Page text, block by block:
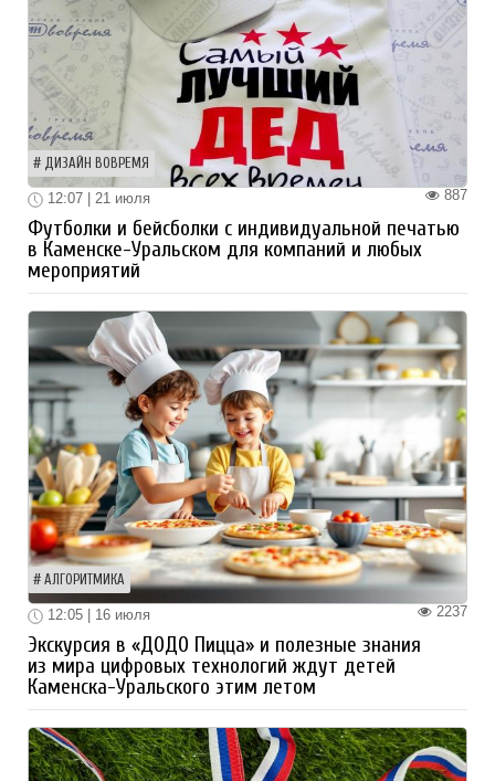
ДИЗАЙН ВОВРЕМЯ
887
12:07 | 21 июля
Футболки и бейсболки с индивидуальной печатью
в Каменске-Уральском для компаний и любых
мероприятий
АЛГОРИТМИКА
2237
12:05 | 16 июля
Экскурсия в «ДОДО Пицца» и полезные знания
из мира цифровых технологий ждут детей
Каменска-Уральского этим летом